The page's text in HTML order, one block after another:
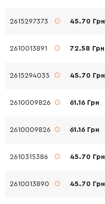
2615297373 45.70 Грн
2610013891 72.58 Грн
2615294035 45.70 Грн
2610009826 61.16 Грн
2610009826 61.16 Грн
2610315386 45.70 Грн
2610013890 45.70 Грн